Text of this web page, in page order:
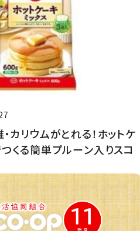
カリウムがとれる！ホットケ
くる簡単プルーン入りスコ